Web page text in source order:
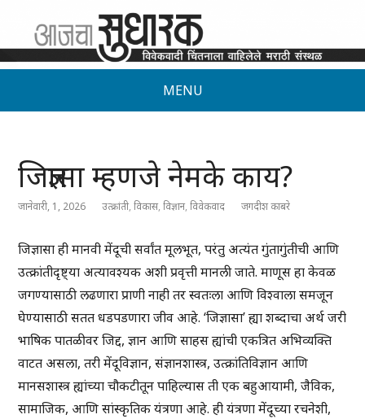
MENU
जिज्ञासा म्हणजे नेमके काय?
जानेवारी, 1, 2026 उत्क्रांती,विकास,विज्ञान,विवेकवाद जगदीश काबरे
जिज्ञासा ही मानवी मेंदूची सर्वांत मूलभूत, परंतु अत्यंत गुंतागुंतीची आणि
उत्क्रांतीदृष्ट्या अत्यावश्यक अशी प्रवृत्ती मानली जाते. माणूस हा केवळ
जगण्यासाठी लढणारा प्राणी नाही तर स्वतःला आणि विश्वाला समजून
घेण्यासाठी सतत धडपडणारा जीव आहे. ‘जिज्ञासा’ ह्या शब्दाचा अर्थ जरी
भाषिक पातळीवर जिद्द, ज्ञान आणि साहस ह्यांची एकत्रित अभिव्यक्ति
वाटत असला, तरी मेंदूविज्ञान, संज्ञानशास्त्र, उत्क्रांतिविज्ञान आणि
मानसशास्त्र ह्यांच्या चौकटीतून पाहिल्यास ती एक बहुआयामी, जैविक,
सामाजिक, आणि सांस्कृतिक यंत्रणा आहे. ही यंत्रणा मेंदूच्या रचनेशी,